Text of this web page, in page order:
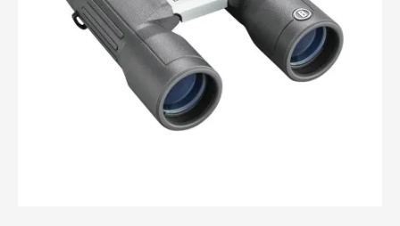
Accessoires pour montures
Têtes
Pièces détachées